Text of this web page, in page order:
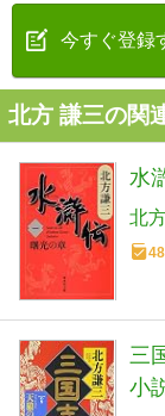
今すぐ登録
北方 謙三の関
水
北
三
小